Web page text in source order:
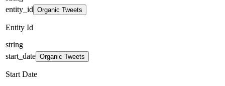
entity_id Organic Tweets
Entity Id
string
start_date Organic Tweets
Start Date